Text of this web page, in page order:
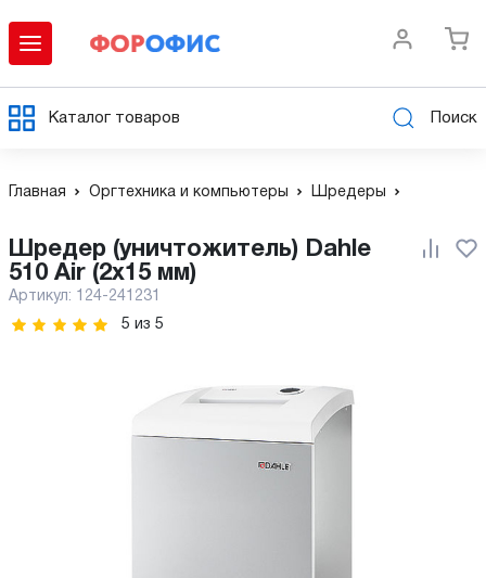
Каталог товаров Поиск
Главная Оргтехника и компьютеры Шредеры
Шредер (уничтожитель) Dahle
510 Air (2х15 мм)
Артикул: 124-241231
5 из 5